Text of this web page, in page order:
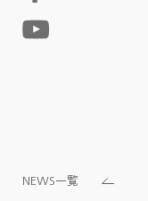
NEWS一覧